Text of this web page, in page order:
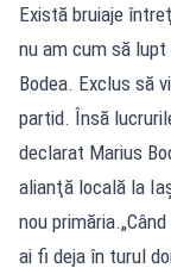
Există bruiaje
nu am cum să
Bodea. Exclus să
partid. Însă
declarat Marius
alianţă locală la
nou
ai fi deja în turul